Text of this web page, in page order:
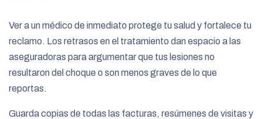
Ver a un médico de inmediato protege tu salud y fortalece tu
reclamo. Los retrasos en el tratamiento dan espacio a las
aseguradoras para argumentar que tus lesiones no
resultaron del choque o son menos graves de lo que
reportas.
Guarda copias de todas las facturas, resúmenes de visitas y